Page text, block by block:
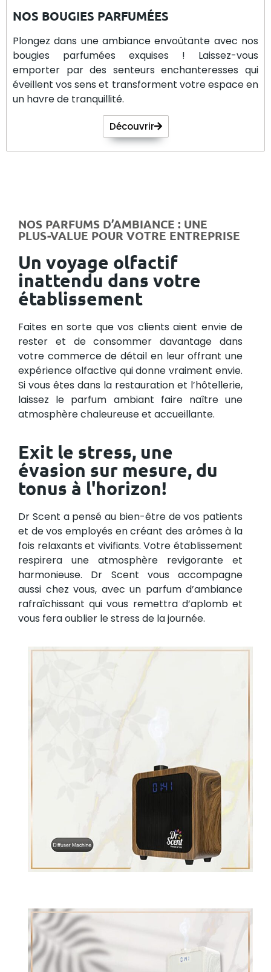
NOS BOUGIES PARFUMÉES
Plongez dans une ambiance envoûtante avec nos
bougies parfumées exquises ! Laissez-vous
emporter par des senteurs enchanteresses qui
éveillent vos sens et transforment votre espace en
un havre de tranquillité.
Découvrir
NOS PARFUMS D’AMBIANCE : UNE
PLUS-VALUE POUR VOTRE ENTREPRISE
Un voyage olfactif
inattendu dans votre
établissement
Faites en sorte que vos clients aient envie de
rester et de consommer davantage dans
votre commerce de détail en leur offrant une
expérience olfactive qui donne vraiment envie.
Si vous êtes dans la restauration et l’hôtellerie,
laissez le parfum ambiant faire naître une
atmosphère chaleureuse et accueillante.
Exit le stress, une
évasion sur mesure, du
tonus à l'horizon!
Dr Scent a pensé au bien-être de vos patients
et de vos employés en créant des arômes à la
fois relaxants et vivifiants. Votre établissement
respirera une atmosphère revigorante et
harmonieuse. Dr Scent vous accompagne
aussi chez vous, avec un parfum d’ambiance
rafraîchissant qui vous remettra d’aplomb et
vous fera oublier le stress de la journée.